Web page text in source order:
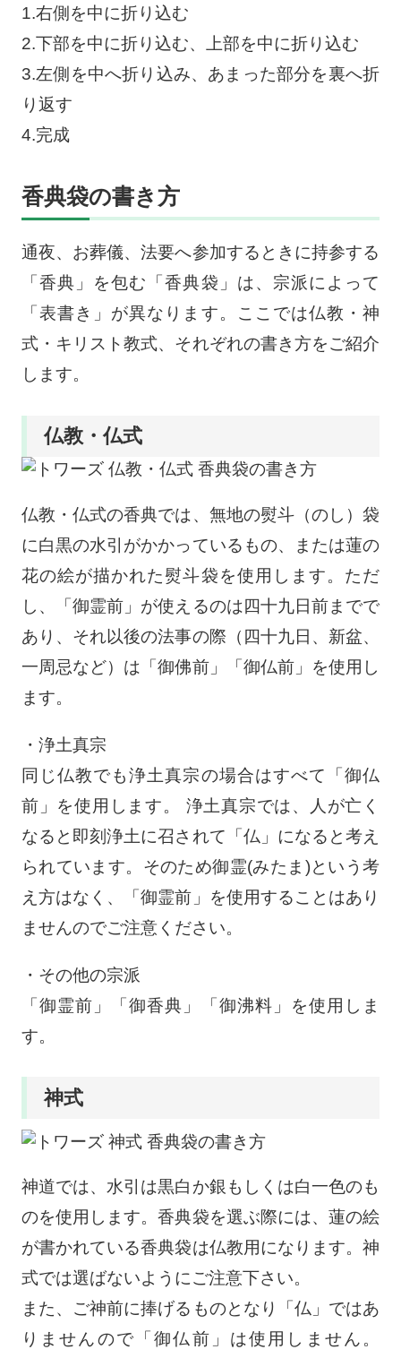
1.右側を中に折り込む
2.下部を中に折り込む、上部を中に折り込む
3.左側を中へ折り込み、あまった部分を裏へ折
り返す
4.完成
香典袋の書き方
通夜、お葬儀、法要へ参加するときに持参する
「香典」を包む「香典袋」は、宗派によって
「表書き」が異なります。ここでは仏教・神
式・キリスト教式、それぞれの書き方をご紹介
します。
仏教・仏式
仏教・仏式の香典では、無地の熨斗（のし）袋
に白黒の水引がかかっているもの、または蓮の
花の絵が描かれた熨斗袋を使用します。ただ
し、「御霊前」が使えるのは四十九日前までで
あり、それ以後の法事の際（四十九日、新盆、
一周忌など）は「御佛前」「御仏前」を使用し
ます。
・浄土真宗
同じ仏教でも浄土真宗の場合はすべて「御仏
前」を使用します。 浄土真宗では、人が亡く
なると即刻浄土に召されて「仏」になると考え
られています。そのため御霊(みたま)という考
え方はなく、「御霊前」を使用することはあり
ませんのでご注意ください。
・その他の宗派
「御霊前」「御香典」「御沸料」を使用しま
す。
神式
神道では、水引は黒白か銀もしくは白一色のも
のを使用します。香典袋を選ぶ際には、蓮の絵
が書かれている香典袋は仏教用になります。神
式では選ばないようにご注意下さい。
また、ご神前に捧げるものとなり「仏」ではあ
りませんので「御仏前」は使用しません。